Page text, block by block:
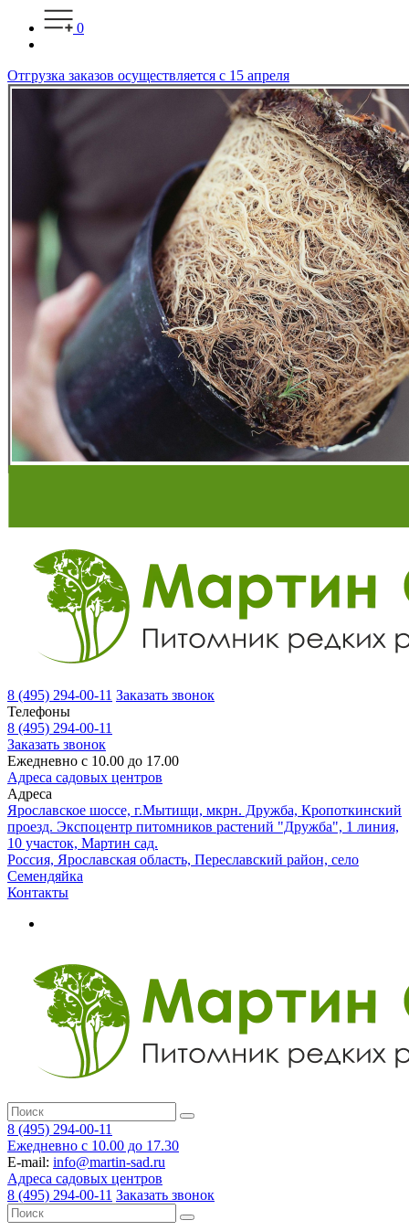
0
Отгрузка заказов осуществляется с 15 апреля
8 (495) 294-00-11 Заказать звонок
Телефоны
8 (495) 294-00-11
Заказать звонок
Ежедневно с 10.00 до 17.00
Адреса садовых центров
Адреса
Ярославское шоссе, г.Мытищи, мкрн. Дружба, Кропоткинский
проезд. Экспоцентр питомников растений "Дружба", 1 линия,
10 участок, Мартин сад.
Россия, Ярославская область, Переславский район, село
Семендяйка
Контакты
8 (495) 294-00-11
Ежедневно с 10.00 до 17.30
E-mail: info@martin-sad.ru
Адреса садовых центров
8 (495) 294-00-11 Заказать звонок